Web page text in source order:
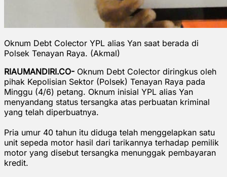
Oknum Debt Colector YPL alias Yan saat berada di
Polsek Tenayan Raya. (Akmal)
RIAUMANDIRI.CO- Oknum Debt Colector diringkus oleh
pihak Kepolisian Sektor (Polsek) Tenayan Raya pada
Minggu (4/6) petang. Oknum inisial YPL alias Yan
menyandang status tersangka atas perbuatan kriminal
yang telah diperbuatnya.
Pria umur 40 tahun itu diduga telah menggelapkan satu
unit sepeda motor hasil dari tarikannya terhadap pemilik
motor yang disebut tersangka menunggak pembayaran
kredit.